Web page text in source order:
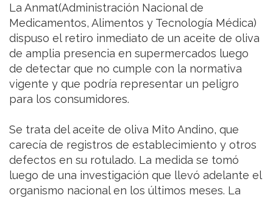
La Anmat(Administración Nacional de
Medicamentos, Alimentos y Tecnología Médica)
dispuso el retiro inmediato de un aceite de oliva
de amplia presencia en supermercados luego
de detectar que no cumple con la normativa
vigente y que podría representar un peligro
para los consumidores.
Se trata del aceite de oliva Mito Andino, que
carecía de registros de establecimiento y otros
defectos en su rotulado. La medida se tomó
luego de una investigación que llevó adelante el
organismo nacional en los últimos meses. La